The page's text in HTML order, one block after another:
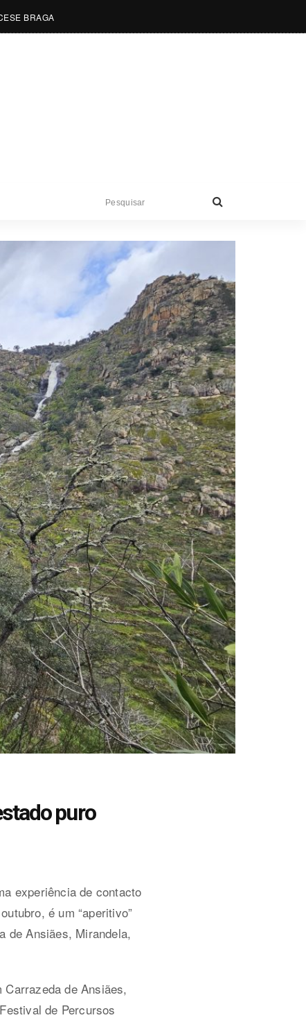
BRAGA
puro
experiência de contacto
é um “aperitivo”
de Ansiães, Mirandela,
de Ansiães,
de Percursos